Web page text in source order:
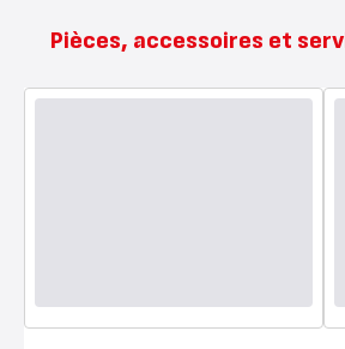
Pièces, accessoires et